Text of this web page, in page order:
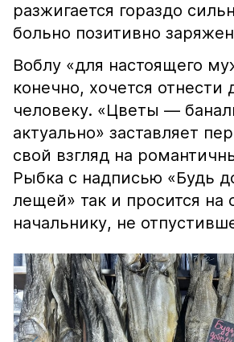
разжигается гораздо
больно позитивно
Воблу «для настоящего
конечно, хочется отнести
человеку. «Цветы —
актуально» заставляет
свой взгляд на
Рыбка с надписью «Будь
лещей» так и просится на
начальнику, не